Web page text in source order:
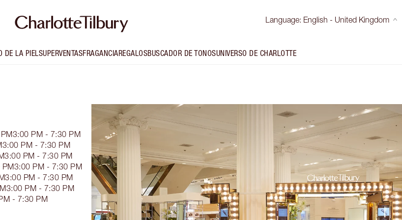
Language: English - United Kingdom
DE LA PIELSUPERVENTASFRAGANCIAREGALOSBUSCADOR DE TONOSUNIVERSO DE CHARLOTTE
3:00 PM - 7:30 PM
3:00 PM - 7:30 PM
3:00 PM - 7:30 PM
PM3:00 PM - 7:30 PM
3:00 PM - 7:30 PM
3:00 PM - 7:30 PM
- 7:30 PM